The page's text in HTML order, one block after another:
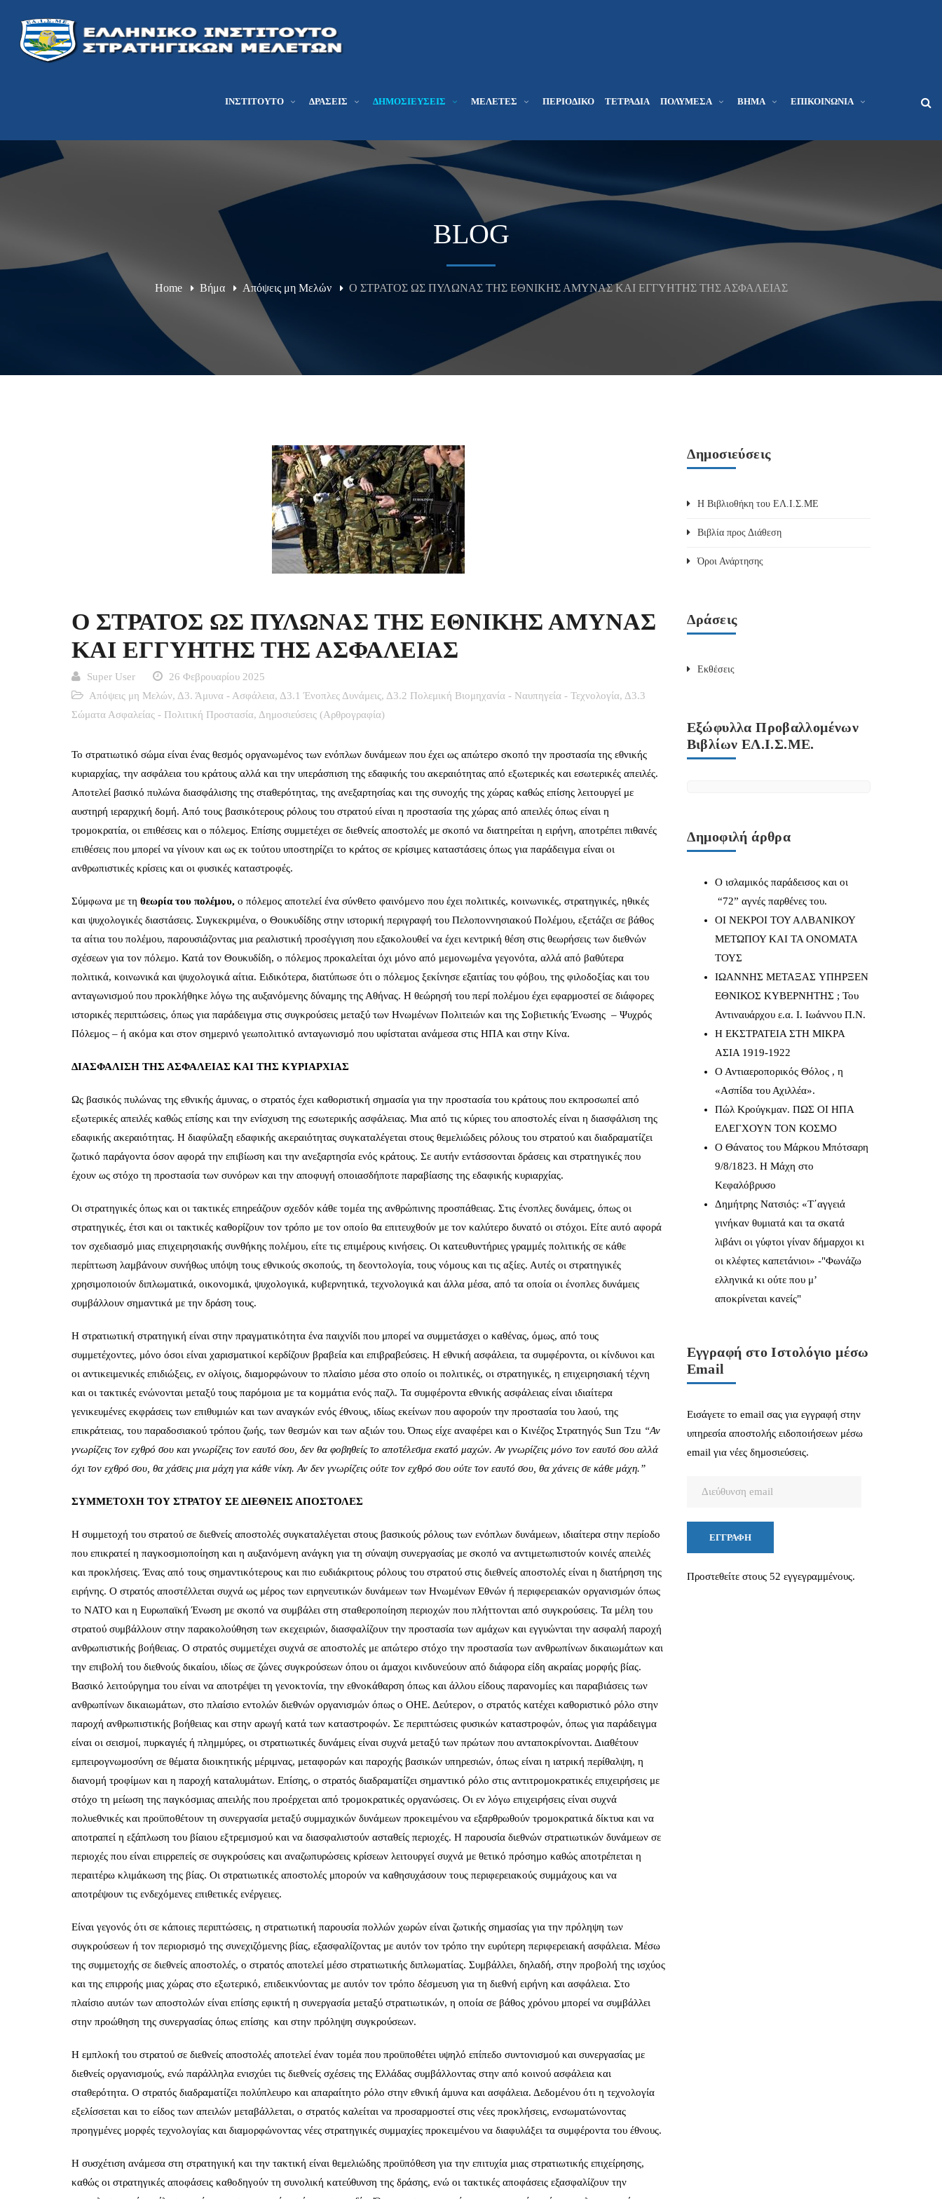
ΙΝΣΤΙΤΟΎΤΟ ΔΡΆΣΕΙΣ ΔΗΜΟΣΙΕΎΣΕΙΣ ΜΕΛΕΤΕΣ ΠΕΡΙΟΔΙΚΌ ΤΕΤΡΆΔΙΑ ΠΟΛΥΜΈΣΑ ΒΉΜΑ ΕΠΙΚΟΙΝΩΝΊΑ
BLOG
Home Βήμα Απόψεις μη Μελών Ο ΣΤΡΑΤΟΣ ΩΣ ΠΥΛΩΝΑΣ ΤΗΣ ΕΘΝΙΚΗΣ ΑΜΥΝΑΣ ΚΑΙ ΕΓΓΥΗΤΗΣ ΤΗΣ ΑΣΦΑΛΕΙΑΣ
Ο ΣΤΡΑΤΟΣ ΩΣ ΠΥΛΩΝΑΣ ΤΗΣ ΕΘΝΙΚΗΣ ΑΜΥΝΑΣ
ΚΑΙ ΕΓΓΥΗΤΗΣ ΤΗΣ ΑΣΦΑΛΕΙΑΣ
Super User
26 Φεβρουαρίου 2025
Απόψεις μη Μελών, Δ3. Άμυνα - Ασφάλεια, Δ3.1 Ένοπλες Δυνάμεις, Δ3.2 Πολεμική Βιομηχανία - Ναυπηγεία - Τεχνολογία, Δ3.3
Σώματα Ασφαλείας - Πολιτική Προστασία, Δημοσιεύσεις (Αρθρογραφία)
Το στρατιωτικό σώμα είναι ένας θεσμός οργανωμένος των ενόπλων δυνάμεων που έχει ως απώτερο σκοπό την προστασία της εθνικής
κυριαρχίας, την ασφάλεια του κράτους αλλά και την υπεράσπιση της εδαφικής του ακεραιότητας από εξωτερικές και εσωτερικές απειλές.
Αποτελεί βασικό πυλώνα διασφάλισης της σταθερότητας, της ανεξαρτησίας και της συνοχής της χώρας καθώς επίσης λειτουργεί με
αυστηρή ιεραρχική δομή. Από τους βασικότερους ρόλους του στρατού είναι η προστασία της χώρας από απειλές όπως είναι η
τρομοκρατία, οι επιθέσεις και ο πόλεμος. Επίσης συμμετέχει σε διεθνείς αποστολές με σκοπό να διατηρείται η ειρήνη, αποτρέπει πιθανές
επιθέσεις που μπορεί να γίνουν και ως εκ τούτου υποστηρίζει το κράτος σε κρίσιμες καταστάσεις όπως για παράδειγμα είναι οι
ανθρωπιστικές κρίσεις και οι φυσικές καταστροφές.
Σύμφωνα με τη θεωρία του πολέμου, ο πόλεμος αποτελεί ένα σύνθετο φαινόμενο που έχει πολιτικές, κοινωνικές, στρατηγικές, ηθικές
και ψυχολογικές διαστάσεις. Συγκεκριμένα, ο Θουκυδίδης στην ιστορική περιγραφή του Πελοποννησιακού Πολέμου, εξετάζει σε βάθος
τα αίτια του πολέμου, παρουσιάζοντας μια ρεαλιστική προσέγγιση που εξακολουθεί να έχει κεντρική θέση στις θεωρήσεις των διεθνών
σχέσεων για τον πόλεμο. Κατά τον Θουκυδίδη, ο πόλεμος προκαλείται όχι μόνο από μεμονωμένα γεγονότα, αλλά από βαθύτερα
πολιτικά, κοινωνικά και ψυχολογικά αίτια. Ειδικότερα, διατύπωσε ότι ο πόλεμος ξεκίνησε εξαιτίας του φόβου, της φιλοδοξίας και του
ανταγωνισμού που προκλήθηκε λόγω της αυξανόμενης δύναμης της Αθήνας. Η θεώρησή του περί πολέμου έχει εφαρμοστεί σε διάφορες
ιστορικές περιπτώσεις, όπως για παράδειγμα στις συγκρούσεις μεταξύ των Ηνωμένων Πολιτειών και της Σοβιετικής Ένωσης – Ψυχρός
Πόλεμος – ή ακόμα και στον σημερινό γεωπολιτικό ανταγωνισμό που υφίσταται ανάμεσα στις ΗΠΑ και στην Κίνα.
ΔΙΑΣΦΑΛΙΣΗ ΤΗΣ ΑΣΦΑΛΕΙΑΣ ΚΑΙ ΤΗΣ ΚΥΡΙΑΡΧΙΑΣ
Ως βασικός πυλώνας της εθνικής άμυνας, ο στρατός έχει καθοριστική σημασία για την προστασία του κράτους που εκπροσωπεί από
εξωτερικές απειλές καθώς επίσης και την ενίσχυση της εσωτερικής ασφάλειας. Μια από τις κύριες του αποστολές είναι η διασφάλιση της
εδαφικής ακεραιότητας. Η διαφύλαξη εδαφικής ακεραιότητας συγκαταλέγεται στους θεμελιώδεις ρόλους του στρατού και διαδραματίζει
ζωτικό παράγοντα όσον αφορά την επιβίωση και την ανεξαρτησία ενός κράτους. Σε αυτήν εντάσσονται δράσεις και στρατηγικές που
έχουν ως στόχο τη προστασία των συνόρων και την αποφυγή οποιασδήποτε παραβίασης της εδαφικής κυριαρχίας.
Οι στρατηγικές όπως και οι τακτικές επηρεάζουν σχεδόν κάθε τομέα της ανθρώπινης προσπάθειας. Στις ένοπλες δυνάμεις, όπως οι
στρατηγικές, έτσι και οι τακτικές καθορίζουν τον τρόπο με τον οποίο θα επιτευχθούν με τον καλύτερο δυνατό οι στόχοι. Είτε αυτό αφορά
τον σχεδιασμό μιας επιχειρησιακής συνθήκης πολέμου, είτε τις επιμέρους κινήσεις. Οι κατευθυντήριες γραμμές πολιτικής σε κάθε
περίπτωση λαμβάνουν συνήθως υπόψη τους εθνικούς σκοπούς, τη δεοντολογία, τους νόμους και τις αξίες. Αυτές οι στρατηγικές
χρησιμοποιούν διπλωματικά, οικονομικά, ψυχολογικά, κυβερνητικά, τεχνολογικά και άλλα μέσα, από τα οποία οι ένοπλες δυνάμεις
συμβάλλουν σημαντικά με την δράση τους.
Η στρατιωτική στρατηγική είναι στην πραγματικότητα ένα παιχνίδι που μπορεί να συμμετάσχει ο καθένας, όμως, από τους
συμμετέχοντες, μόνο όσοι είναι χαρισματικοί κερδίζουν βραβεία και επιβραβεύσεις. Η εθνική ασφάλεια, τα συμφέροντα, οι κίνδυνοι και
οι αντικειμενικές επιδιώξεις, εν ολίγοις, διαμορφώνουν το πλαίσιο μέσα στο οποίο οι πολιτικές, οι στρατηγικές, η επιχειρησιακή τέχνη
και οι τακτικές ενώνονται μεταξύ τους παρόμοια με τα κομμάτια ενός παζλ. Τα συμφέροντα εθνικής ασφάλειας είναι ιδιαίτερα
γενικευμένες εκφράσεις των επιθυµιών και των αναγκών ενός έθνους, ιδίως εκείνων που αφορούν την προστασία του λαού, της
επικράτειας, του παραδοσιακού τρόπου ζωής, των θεσµών και των αξιών του. Όπως είχε αναφέρει και ο Κινέζος Στρατηγός Sun Tzu “Αν
γνωρίζεις τον εχθρό σου και γνωρίζεις τον εαυτό σου, δεν θα φοβηθείς το αποτέλεσμα εκατό μαχών. Αν γνωρίζεις μόνο τον εαυτό σου αλλά
όχι τον εχθρό σου, θα χάσεις μια μάχη για κάθε νίκη. Αν δεν γνωρίζεις ούτε τον εχθρό σου ούτε τον εαυτό σου, θα χάνεις σε κάθε μάχη.”
ΣΥΜΜΕΤΟΧΗ ΤΟΥ ΣΤΡΑΤΟΥ ΣΕ ΔΙΕΘΝΕΙΣ ΑΠΟΣΤΟΛΕΣ
Η συμμετοχή του στρατού σε διεθνείς αποστολές συγκαταλέγεται στους βασικούς ρόλους των ενόπλων δυνάμεων, ιδιαίτερα στην περίοδο
που επικρατεί η παγκοσμιοποίηση και η αυξανόμενη ανάγκη για τη σύναψη συνεργασίας με σκοπό να αντιμετωπιστούν κοινές απειλές
και προκλήσεις. Ένας από τους σημαντικότερους και πιο ευδιάκριτους ρόλους του στρατού στις διεθνείς αποστολές είναι η διατήρηση της
ειρήνης. Ο στρατός αποστέλλεται συχνά ως μέρος των ειρηνευτικών δυνάμεων των Ηνωμένων Εθνών ή περιφερειακών οργανισμών όπως
το ΝΑΤΟ και η Ευρωπαϊκή Ένωση με σκοπό να συμβάλει στη σταθεροποίηση περιοχών που πλήττονται από συγκρούσεις. Τα μέλη του
στρατού συμβάλλουν στην παρακολούθηση των εκεχειριών, διασφαλίζουν την προστασία των αμάχων και εγγυώνται την ασφαλή παροχή
ανθρωπιστικής βοήθειας. Ο στρατός συμμετέχει συχνά σε αποστολές με απώτερο στόχο την προστασία των ανθρωπίνων δικαιωμάτων και
την επιβολή του διεθνούς δικαίου, ιδίως σε ζώνες συγκρούσεων όπου οι άμαχοι κινδυνεύουν από διάφορα είδη ακραίας μορφής βίας.
Βασικό λειτούργημα του είναι να αποτρέψει τη γενοκτονία, την εθνοκάθαρση όπως και άλλου είδους παρανομίες και παραβιάσεις των
ανθρωπίνων δικαιωμάτων, στο πλαίσιο εντολών διεθνών οργανισμών όπως ο ΟΗΕ. Δεύτερον, ο στρατός κατέχει καθοριστικό ρόλο στην
παροχή ανθρωπιστικής βοήθειας και στην αρωγή κατά των καταστροφών. Σε περιπτώσεις φυσικών καταστροφών, όπως για παράδειγμα
είναι οι σεισμοί, πυρκαγιές ή πλημμύρες, οι στρατιωτικές δυνάμεις είναι συχνά μεταξύ των πρώτων που ανταποκρίνονται. Διαθέτουν
εμπειρογνωμοσύνη σε θέματα διοικητικής μέριμνας, μεταφορών και παροχής βασικών υπηρεσιών, όπως είναι η ιατρική περίθαλψη, η
διανομή τροφίμων και η παροχή καταλυμάτων. Επίσης, ο στρατός διαδραματίζει σημαντικό ρόλο στις αντιτρομοκρατικές επιχειρήσεις με
στόχο τη μείωση της παγκόσμιας απειλής που προέρχεται από τρομοκρατικές οργανώσεις. Οι εν λόγω επιχειρήσεις είναι συχνά
πολυεθνικές και προϋποθέτουν τη συνεργασία μεταξύ συμμαχικών δυνάμεων προκειμένου να εξαρθρωθούν τρομοκρατικά δίκτυα και να
αποτραπεί η εξάπλωση του βίαιου εξτρεμισμού και να διασφαλιστούν ασταθείς περιοχές. Η παρουσία διεθνών στρατιωτικών δυνάμεων σε
περιοχές που είναι επιρρεπείς σε συγκρούσεις και αναζωπυρώσεις κρίσεων λειτουργεί συχνά με θετικό πρόσημο καθώς αποτρέπεται η
περαιτέρω κλιμάκωση της βίας. Οι στρατιωτικές αποστολές μπορούν να καθησυχάσουν τους περιφερειακούς συμμάχους και να
αποτρέψουν τις ενδεχόμενες επιθετικές ενέργειες.
Είναι γεγονός ότι σε κάποιες περιπτώσεις, η στρατιωτική παρουσία πολλών χωρών είναι ζωτικής σημασίας για την πρόληψη των
συγκρούσεων ή τον περιορισμό της συνεχιζόμενης βίας, εξασφαλίζοντας με αυτόν τον τρόπο την ευρύτερη περιφερειακή ασφάλεια. Μέσω
της συμμετοχής σε διεθνείς αποστολές, ο στρατός αποτελεί μέσο στρατιωτικής διπλωματίας. Συμβάλλει, δηλαδή, στην προβολή της ισχύος
και της επιρροής μιας χώρας στο εξωτερικό, επιδεικνύοντας με αυτόν τον τρόπο δέσμευση για τη διεθνή ειρήνη και ασφάλεια. Στο
πλαίσιο αυτών των αποστολών είναι επίσης εφικτή η συνεργασία μεταξύ στρατιωτικών, η οποία σε βάθος χρόνου μπορεί να συμβάλλει
στην προώθηση της συνεργασίας όπως επίσης και στην πρόληψη συγκρούσεων.
Η εμπλοκή του στρατού σε διεθνείς αποστολές αποτελεί έναν τομέα που προϋποθέτει υψηλό επίπεδο συντονισμού και συνεργασίας με
διεθνείς οργανισμούς, ενώ παράλληλα ενισχύει τις διεθνείς σχέσεις της Ελλάδας συμβάλλοντας στην από κοινού ασφάλεια και
σταθερότητα. Ο στρατός διαδραματίζει πολύπλευρο και απαραίτητο ρόλο στην εθνική άμυνα και ασφάλεια. Δεδομένου ότι η τεχνολογία
εξελίσσεται και το είδος των απειλών μεταβάλλεται, ο στρατός καλείται να προσαρμοστεί στις νέες προκλήσεις, ενσωματώνοντας
προηγμένες μορφές τεχνολογίας και διαμορφώνοντας νέες στρατηγικές συμμαχίες προκειμένου να διαφυλάξει τα συμφέροντα του έθνους.
Η συσχέτιση ανάμεσα στη στρατηγική και την τακτική είναι θεμελιώδης προϋπόθεση για την επιτυχία μιας στρατιωτικής επιχείρησης,
καθώς οι στρατηγικές αποφάσεις καθοδηγούν τη συνολική κατεύθυνση της δράσης, ενώ οι τακτικές αποφάσεις εξασφαλίζουν την
Δημοσιεύσεις
Η Βιβλιοθήκη του ΕΛ.Ι.Σ.ΜΕ
Βιβλία προς Διάθεση
Όροι Ανάρτησης
Δράσεις
Εκθέσεις
Εξώφυλλα Προβαλλομένων
Βιβλίων ΕΛ.Ι.Σ.ΜΕ.
Δημοφιλή άρθρα
Ο ισλαμικός παράδεισος και οι
“72” αγνές παρθένες του.
ΟΙ ΝΕΚΡΟΙ ΤΟΥ ΑΛΒΑΝΙΚΟΥ
ΜΕΤΩΠΟΥ ΚΑΙ ΤΑ ΟΝΟΜΑΤΑ
ΤΟΥΣ
IΩΑΝΝΗΣ ΜΕΤΑΞΑΣ YΠΗΡΞΕΝ
ΕΘΝΙΚΟΣ ΚΥΒΕΡΝΗΤΗΣ ; Του
Αντιναυάρχου ε.α. Ι. Ιωάννου Π.Ν.
Η ΕΚΣΤΡΑΤΕΙΑ ΣΤΗ ΜΙΚΡΑ
ΑΣΙΑ 1919-1922
Ο Αντιαεροπορικός Θόλος , η
«Ασπίδα του Αχιλλέα».
Πώλ Κρούγκμαν. ΠΩΣ ΟΙ ΗΠΑ
ΕΛΕΓΧΟΥΝ ΤΟΝ ΚΟΣΜΟ
Ο Θάνατος του Μάρκου Μπότσαρη
9/8/1823. Η Μάχη στο
Κεφαλόβρυσο
Δημήτρης Νατσιός: «Τ΄αγγειά
γινήκαν θυμιατά και τα σκατά
λιβάνι οι γύφτοι γίναν δήμαρχοι κι
οι κλέφτες καπετάνιοι» -"Φωνάζω
ελληνικά κι ούτε που μ’
αποκρίνεται κανείς"
Εγγραφή στο Ιστολόγιο μέσω
Email
Εισάγετε το email σας για εγγραφή στην
υπηρεσία αποστολής ειδοποιήσεων μέσω
email για νέες δημοσιεύσεις.
ΕΓΓΡΑΦΉ
Προστεθείτε στους 52 εγγεγραμμένους.